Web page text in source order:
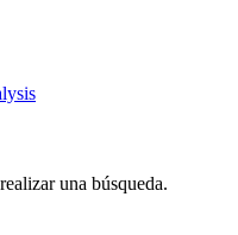
una búsqueda.